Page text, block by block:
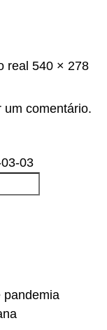
real 540 × 278
um comentário.
03
pandemia